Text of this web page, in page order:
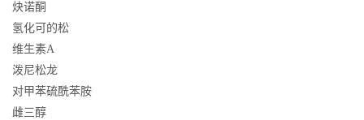
炔诺酮
氢化可的松
维生素A
泼尼松龙
对甲苯硫酰苯胺
雌三醇